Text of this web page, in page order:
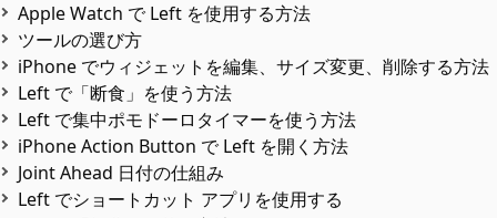
Apple Watch で Left を使用する方法
ツールの選び方
iPhone でウィジェットを編集、サイズ変更、削除する方法
Left で「断食」を使う方法
Left で集中ポモドーロタイマーを使う方法
iPhone Action Button で Left を開く方法
Joint Ahead 日付の仕組み
Left でショートカット アプリを使用する